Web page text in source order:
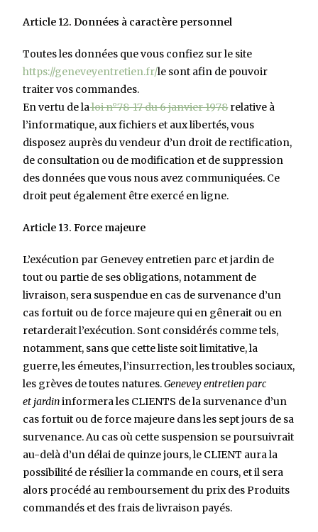
Article 12. Données à caractère personnel
Toutes les données que vous confiez sur le site
https://geneveyentretien.fr/le sont afin de pouvoir
traiter vos commandes.
En vertu de laloi n°78-17 du 6 janvier 1978relative à
l’informatique, aux fichiers et aux libertés, vous
disposez auprès du vendeur d’un droit de rectification,
de consultation ou de modification et de suppression
des données que vous nous avez communiquées. Ce
droit peut également être exercé en ligne.
Article 13. Force majeure
L’exécution par Genevey entretien parc et jardin de
tout ou partie de ses obligations, notamment de
livraison, sera suspendue en cas de survenance d’un
cas fortuit ou de force majeure qui en gênerait ou en
retarderait l’exécution. Sont considérés comme tels,
notamment, sans que cette liste soit limitative, la
guerre, les émeutes, l’insurrection, les troubles sociaux,
les grèves de toutes natures.Genevey entretien parc
et jardininformera les CLIENTS de la survenance d’un
cas fortuit ou de force majeure dans les sept jours de sa
survenance. Au cas où cette suspension se poursuivrait
au-delà d’un délai de quinze jours, le CLIENT aura la
possibilité de résilier la commande en cours, et il sera
alors procédé au remboursement du prix des Produits
commandés et des frais de livraison payés.